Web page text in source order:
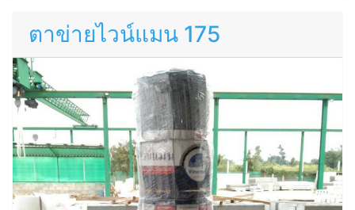
ตาข่ายไวน์แมน 175